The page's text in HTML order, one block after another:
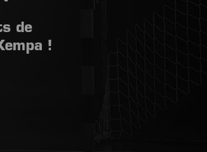
de
!